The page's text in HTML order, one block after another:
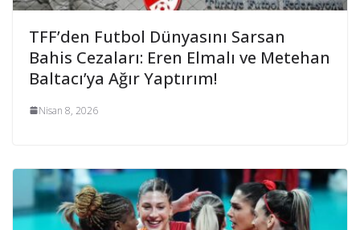
TFF’den Futbol Dünyasını Sarsan
Bahis Cezaları: Eren Elmalı ve Metehan
Baltacı’ya Ağır Yaptırım!
Nisan 8, 2026